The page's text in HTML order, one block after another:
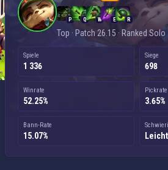
P Q W E R
Top · Patch 26.15 · Ranked Solo
Spiele
1 336
Siege
698
Winrate
52.25%
Pickrate
3.65%
Bann-Rate
15.07% Leicht